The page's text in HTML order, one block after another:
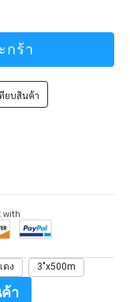
กร้า
ยบสินค้า
with
ดง 3"x500m
า